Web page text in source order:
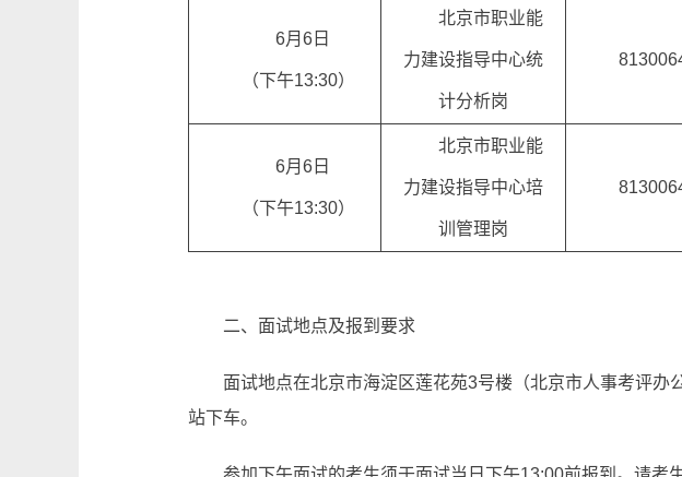
6月6日
（下午13:30）
北京市职业能
力建设指导中心统
计分析岗
6月6日
（下午13:30）
北京市职业能
力建设指导中心培
训管理岗
二、面试地点及报到要求
面试地点在北京市海淀区莲花苑3号楼（北京市人事考评
站下车。